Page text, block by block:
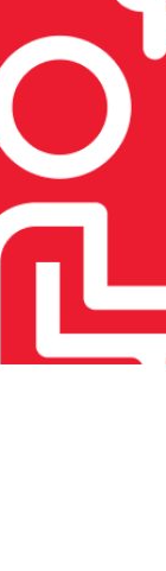
от 2500 ₽